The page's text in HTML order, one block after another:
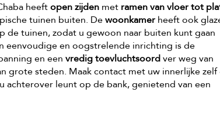
heeftopen zijden met ramen van vloer tot
tuinen buiten. Dewoonkamer heeft ook
de tuinen, zodat u gewoon naar buiten kunt gaan
eenvoudige en oogstrelende inrichting is de
en eenvredig toevluchtsoordver weg van
grote steden. Maak contact met uw innerlijke zelf
achterover leunt op de bank, genietend van een